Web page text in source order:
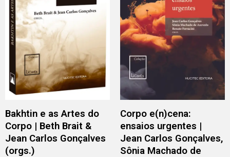
Bakhtin e as Artes do
Corpo | Beth Brait &
Jean Carlos Gonçalves
(orgs.)
Corpo e(n)cena:
ensaios urgentes |
Jean Carlos Gonçalves,
Sônia Machado de